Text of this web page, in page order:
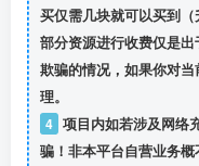
买仅需几块就可以买到
部分资源进行收费仅是
欺骗的情况，如果你对
理。
4 项目内如若涉及网络
骗！非本平台自营业务概